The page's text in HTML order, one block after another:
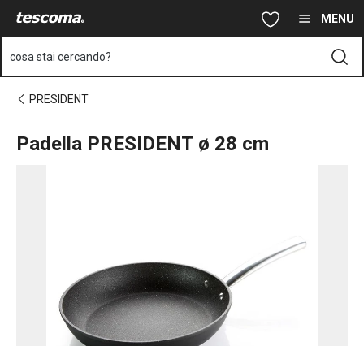
Vai al contenuto principale MENU
cosa stai cercando?
PRESIDENT
Padella PRESIDENT ø 28 cm